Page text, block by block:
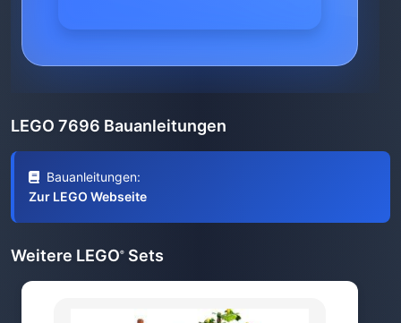
LEGO 7696 Bauanleitungen
Bauanleitungen:
Zur LEGO Webseite
Weitere LEGO® Sets